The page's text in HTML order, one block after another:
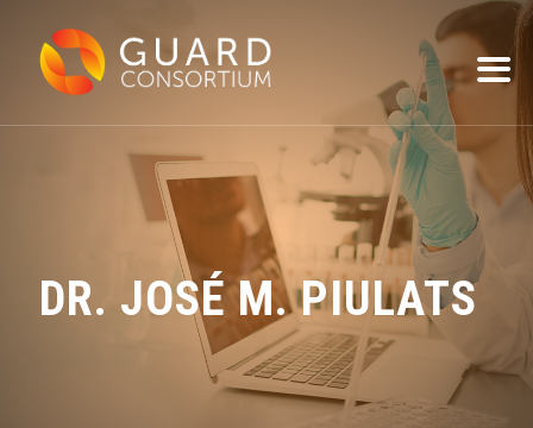
DR. JOSÉ M. PIULATS